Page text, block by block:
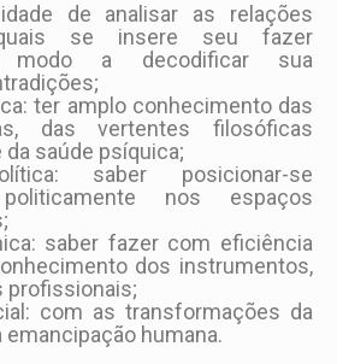
de analisar as relações
se insere seu fazer
modo a decodificar sua
ter amplo conhecimento das
das vertentes filosóficas
saúde psíquica;
saber posicionar-se
nos espaços
saber fazer com eficiência
dos instrumentos,
profissionais;
com as transformações da
humana.